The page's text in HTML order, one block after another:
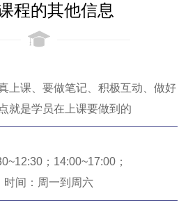
程的其他信息
上课、要做笔记、积极互动、做好
就是学员在上课要做到的
；14:00~17:00；
时间：周一到周六